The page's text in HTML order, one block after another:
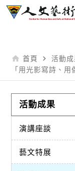
home 首頁 navigate_next 活動成
「用光影寫詩、
活動成果
演講座談
藝文特展